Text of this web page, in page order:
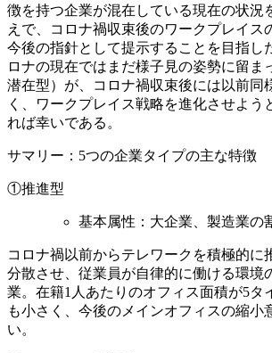
徴を持つ企業が混在している現在の状況
えで、コロナ禍収束後のワークプレイス
今後の指針として提示することを目指し
ロナの現在ではまだ様子見の姿勢に留
潜在型）が、コロナ禍収束後には以前同
く、ワークプレイス戦略を進化させよう
れば幸いである。
サマリー：5つの企業タイプの主な特徴
①推進型
基本属性：大企業、製造業の
コロナ禍以前からテレワークを積極的に
分散させ、従業員が自律的に働ける環境
業。在籍1人あたりのオフィス面積が5タ
も小さく、今後のメインオフィスの縮小
い。